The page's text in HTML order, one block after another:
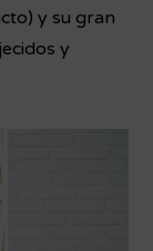
y su gran
y